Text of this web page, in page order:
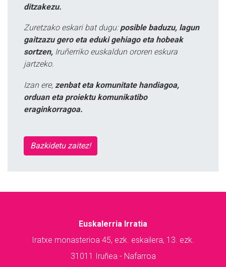
ditzakezu.
Zuretzako eskari bat dugu: posible baduzu, lagun
gaitzazu gero eta eduki gehiago eta hobeak
sortzen, Iruñerriko euskaldun ororen eskura
jartzeko.
Izan ere, zenbat eta komunitate handiagoa,
orduan eta proiektu komunikatibo
eraginkorragoa.
Bazkidetu zaitez!
Euskalerria Irratia
Iratxe monasterioa 45, ezk. eskailera, 13. ezk.
31011 Iruñea - Nafarroa